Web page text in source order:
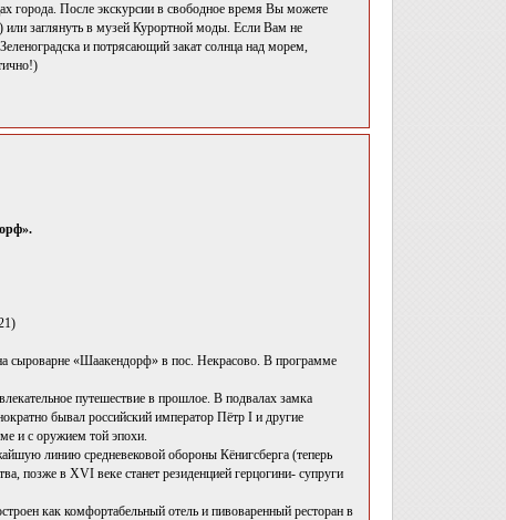
города. После экскурсии в свободное время Вы можете
заглянуть в музей Курортной моды. Если Вам не
и потрясающий закат солнца над морем,
сыроварне «Шаакендорф» в пос. Некрасово. В программе
путешествие в прошлое. В подвалах замка
бывал российский император Пётр I и другие
и с оружием той эпохи.
линию средневековой обороны Кёнигсберга (теперь
позже в XVI веке станет резиденцией герцогини- супруги
как комфортабельный отель и пивоваренный ресторан в